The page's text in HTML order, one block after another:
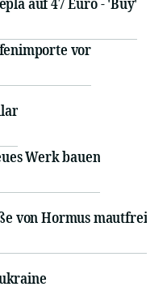
vor
Werk bauen
von Hormus mautfrei